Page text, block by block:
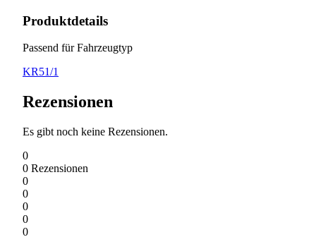
Produktdetails
Passend für Fahrzeugtyp
KR51/1
Rezensionen
Es gibt noch keine Rezensionen.
0
0 Rezensionen
0
0
0
0
0